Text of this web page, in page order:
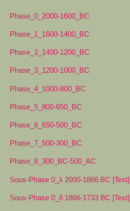
Phase_0_2000-1600_BC
Phase_1_1600-1400_BC
Phase_2_1400-1200_BC
Phase_3_1200-1000_BC
Phase_4_1000-800_BC
Phase_5_800-650_BC
Phase_6_650-500_BC
Phase_7_500-300_BC
Phase_8_300_BC-500_AC
Sous-Phase 0_λ 2000-1866 BC [Test]
Sous-Phase 0_δ 1866-1733 BC [Test]